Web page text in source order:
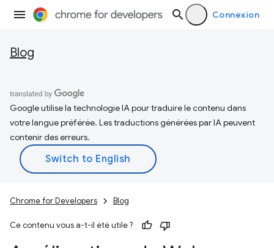
Connexion
Blog
Google utilise la technologie IA pour traduire le contenu dans
votre langue préférée. Les traductions générées par IA peuvent
contenir des erreurs.
Chrome for Developers Blog
Ce contenu vous a-t-il été utile ?